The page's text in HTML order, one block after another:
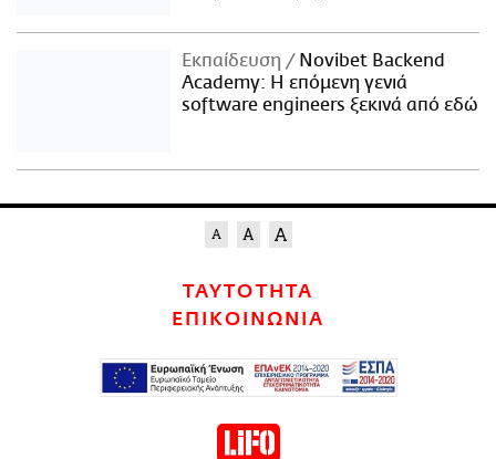
Εκπαίδευση
Novibet Backend
Academy: Η επόμενη γενιά
software engineers ξεκινά από εδώ
ΤΑΥΤΟΤΗΤΑ
ΕΠΙΚΟΙΝΩΝΙΑ